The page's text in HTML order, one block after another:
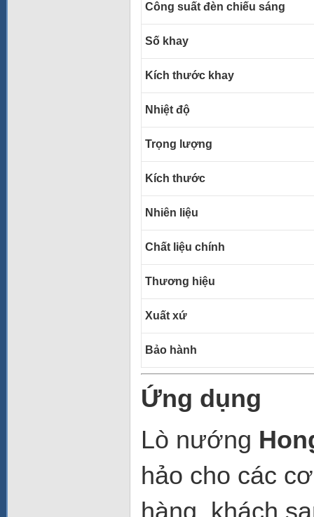
Công suất đèn chiếu sáng
Số khay
Kích thước khay
Nhiệt độ
Trọng lượng
Kích thước
Nhiên liệu
Chất liệu chính
Thương hiệu
Xuất xứ
Bảo hành
Ứng dụng
Lò nướng
hảo cho các
hàng, khách